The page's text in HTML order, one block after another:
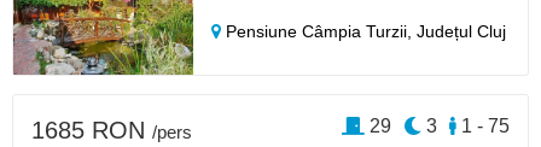
Pensiune Câmpia Turzii,Județul Cluj
1685 RON /pers 1 - 75
3
29